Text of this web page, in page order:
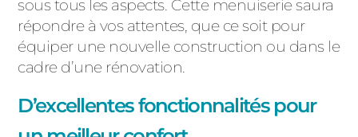
sous tous les aspects. Cette menuiserie saura
répondre à vos attentes, que ce soit pour
équiper une nouvelle construction ou dans le
cadre d’une rénovation.
D’excellentes fonctionnalités pour